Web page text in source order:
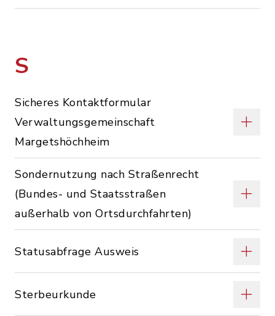
S
Sicheres Kontaktformular
Verwaltungsgemeinschaft
Margetshöchheim
Sondernutzung nach Straßenrecht
(Bundes- und Staatsstraßen
außerhalb von Ortsdurchfahrten)
Statusabfrage Ausweis
Sterbeurkunde